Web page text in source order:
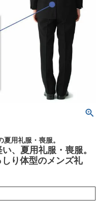
用礼服・喪服。
、夏用礼服・喪服。
り体型のメンズ礼